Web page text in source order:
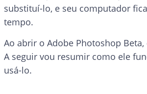
substituí-lo, e seu computador
tempo.
Ao abrir o Adobe Photoshop
A seguir vou resumir como ele
usá-lo.